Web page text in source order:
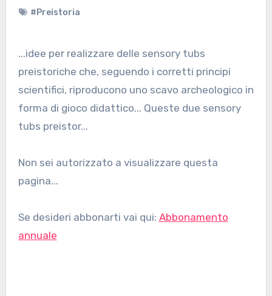
#Preistoria
...idee per realizzare delle sensory tubs
preistoriche che, seguendo i corretti principi
scientifici, riproducono uno scavo archeologico in
forma di gioco didattico... Queste due sensory
tubs preistor...
Non sei autorizzato a visualizzare questa
pagina...
Se desideri abbonarti vai qui: Abbonamento
annuale